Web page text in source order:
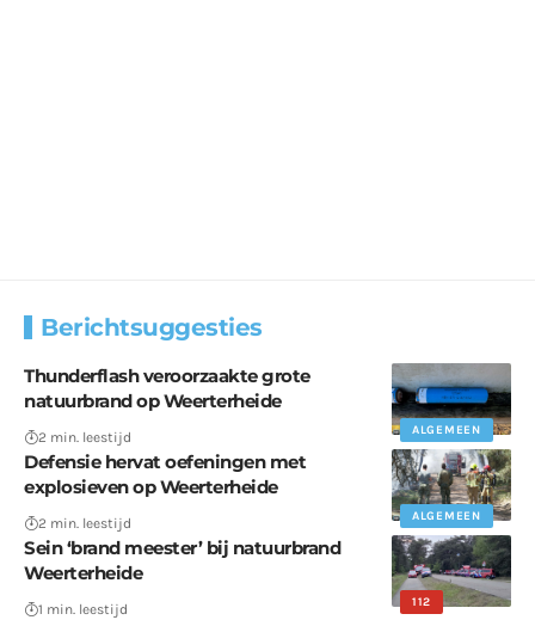
Berichtsuggesties
ALGEMEEN
Thunderflash veroorzaakte grote
natuurbrand op Weerterheide
2 min. leestijd
ALGEMEEN
Defensie hervat oefeningen met
explosieven op Weerterheide
2 min. leestijd
112
Sein ‘brand meester’ bij natuurbrand
Weerterheide
1 min. leestijd